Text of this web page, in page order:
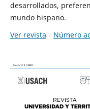
desarrollados,
mundo hispano.
Ver revista
Número